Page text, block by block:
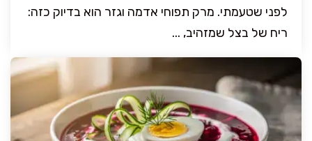
לפני שטעמתי. מרק תפוחי אדמה וגזר הוא בדיוק כזה:
ריח של בצל שמזהיב, ...